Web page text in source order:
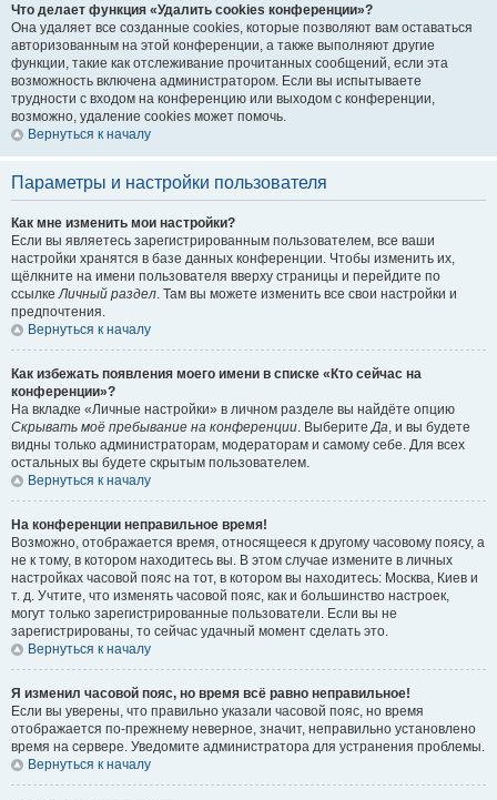
Что делает функция «Удалить cookies конференции»?
Она удаляет все созданные cookies, которые позволяют вам оставаться
авторизованным на этой конференции, а также выполняют другие
функции, такие как отслеживание прочитанных сообщений, если эта
возможность включена администратором. Если вы испытываете
трудности с входом на конференцию или выходом с конференции,
возможно, удаление cookies может помочь.
Вернуться к началу
Параметры и настройки пользователя
Как мне изменить мои настройки?
Если вы являетесь зарегистрированным пользователем, все ваши
настройки хранятся в базе данных конференции. Чтобы изменить их,
щёлкните на имени пользователя вверху страницы и перейдите по
ссылкеЛичный раздел. Там вы можете изменить все свои настройки и
предпочтения.
Вернуться к началу
Как избежать появления моего имени в списке «Кто сейчас на
конференции»?
На вкладке «Личные настройки» в личном разделе вы найдёте опцию
Скрывать моё пребывание на конференции. ВыберитеДа, и вы будете
видны только администраторам, модераторам и самому себе. Для всех
остальных вы будете скрытым пользователем.
Вернуться к началу
На конференции неправильное время!
Возможно, отображается время, относящееся к другому часовому поясу, а
не к тому, в котором находитесь вы. В этом случае измените в личных
настройках часовой пояс на тот, в котором вы находитесь: Москва, Киев и
т. д. Учтите, что изменять часовой пояс, как и большинство настроек,
могут только зарегистрированные пользователи. Если вы не
зарегистрированы, то сейчас удачный момент сделать это.
Вернуться к началу
Я изменил часовой пояс, но время всё равно неправильное!
Если вы уверены, что правильно указали часовой пояс, но время
отображается по-прежнему неверное, значит, неправильно установлено
время на сервере. Уведомите администратора для устранения проблемы.
Вернуться к началу